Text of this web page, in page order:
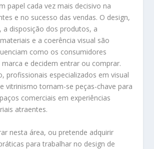
papel cada vez mais decisivo na
e no sucesso das vendas. O design,
a disposição dos produtos, a
e a coerência visual são
como os consumidores
e decidem entrar ou comprar.
profissionais especializados em visual
vitrinismo tornam-se peças-chave para
comerciais em experiências
atraentes.
nesta área, ou pretende adquirir
para trabalhar no design de